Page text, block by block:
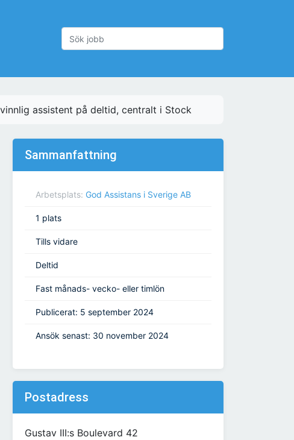
assistent på deltid, centralt i Stock
Sammanfattning
Arbetsplats: God Assistans i Sverige AB
1 plats
Tills vidare
Deltid
Fast månads- vecko- eller timlön
Publicerat: 5 september 2024
Ansök senast: 30 november 2024
Postadress
Gustav III:s Boulevard 42